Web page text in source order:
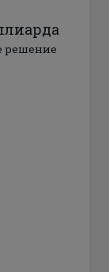
решение